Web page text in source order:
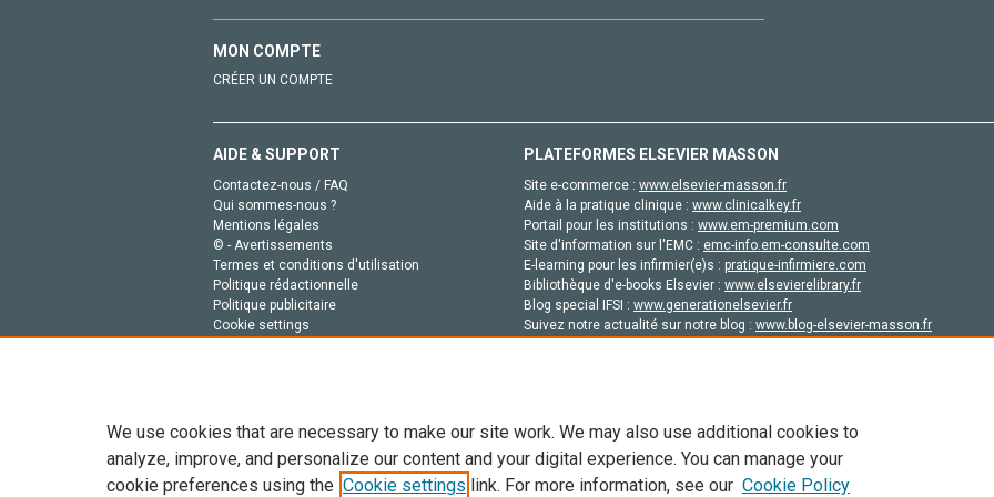
MON COMPTE
CRÉER UN COMPTE
AIDE & SUPPORT
Contactez-nous / FAQ
Qui sommes-nous ?
Mentions légales
© - Avertissements
Termes et conditions d'utilisation
Politique rédactionnelle
Politique publicitaire
Cookie settings
PLATEFORMES ELSEVIER MASSON
Site e-commerce : www.elsevier-masson.fr
Aide à la pratique clinique : www.clinicalkey.fr
Portail pour les institutions : www.em-premium.com
Site d'information sur l'EMC : emc-info.em-consulte.com
E-learning pour les infirmier(e)s : pratique-infirmiere.com
Bibliothèque d'e-books Elsevier : www.elsevierelibrary.fr
Blog special IFSI : www.generationelsevier.fr
Suivez notre actualité sur notre blog : www.blog-elsevier-masson.fr
Tout le contenu de ce site: Copyright © 2026 Elsevier, ses concédants de licence et ses contributeurs. Tout les droits sont réservés,
We use cookies that are necessary to make our site work. We may also use additional cookies to
analyze, improve, and personalize our content and your digital experience. You can manage your
cookie preferences using the Cookie settings link. For more information, see our Cookie Policy